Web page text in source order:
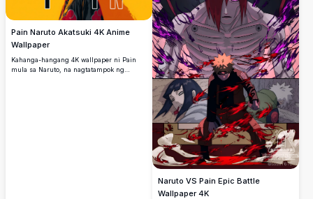
Pain Naruto Akatsuki 4K Anime
Wallpaper
Kahanga-hangang 4K wallpaper ni Pain
mula sa Naruto, na nagtatampok ng
Naruto VS Pain Epic Battle
Wallpaper 4K